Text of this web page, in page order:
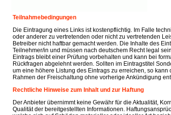
Teilnahmebedingungen
Die Eintragung eines Links ist kostenpflichtig. Im Falle
oder anderer zu vertretenden oder nicht zu vertretenden
Betreiber nicht haftbar gemacht werden. Die Inhalte des
Teilnehmer/in und müssen nach deutschem Recht legal
Eintrags bleibt einer Prüfung vorbehalten und kann bei
Rückfragen abgelehnt werden. Sollten im Eintragstitel
um eine höhere Listung des Eintrags zu erreichen, so
Rahmen der Freischaltung ohne vorherige Ankündigung
Rechtliche Hinweise zum Inhalt und zur Haftung
Der Anbieter übernimmt keine Gewähr für die Aktualität,
Qualität der bereitgestellten Informationen.